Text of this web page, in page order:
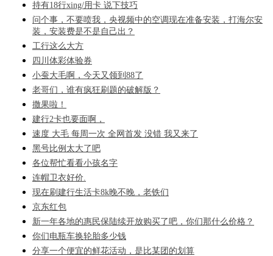
持有18行xing/用卡 说下技巧
问个事，不要喷我，央视频中的空调现在准备安装，打海尔安
装，安装费是不是自己出？
工行这么大方
四川体彩体验券
小蚕大毛啊，今天又领到88了
老哥们，谁有疯狂刷题的破解版？
撒果啦！
建行2卡也要面啊，
速度 大毛 每周一次 全网首发 没错 我又来了
黑号比例太大了吧
各位帮忙看看小孩名字
连帽卫衣好价.
现在刷建行生活卡8k晚不晚，老铁们
京东红包
新一年各地的惠民保陆续开放购买了吧，你们那什么价格？
你们电瓶车换轮胎多少钱
分享一个便宜的鲜花活动，是比某团的划算